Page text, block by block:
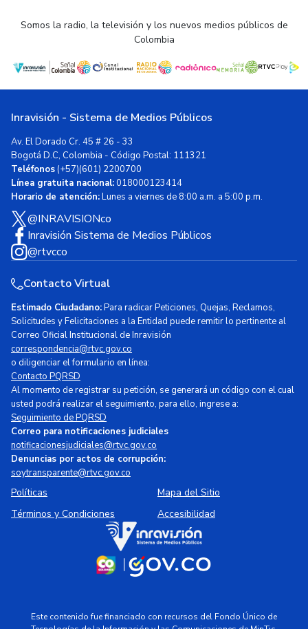
Somos la radio, la televisión y los nuevos medios públicos de
Colombia
Inravisión - Sistema de Medios Públicos
Av. El Dorado Cr. 45 # 26 - 33
Bogotá D.C, Colombia - Código Postal: 111321
Teléfonos(+57)(601) 2200700
Línea gratuita nacional:018000123414
Horario de atención:Lunes a viernes de 8:00 a.m. a 5:00 p.m.
@INRAVISIONco
Inravisión Sistema de Medios Públicos
@rtvcco
Contacto Virtual
Estimado Ciudadano:Para radicar Peticiones, Quejas, Reclamos,
Solicitudes y Felicitaciones a la Entidad puede remitir lo pertinente al
Correo Oficial Institucional de Inravisión
correspondencia@rtvc.gov.co
o diligenciar el formulario en línea:
Contacto PQRSD
Al momento de registrar su petición, se generará un código con el cual
usted podrá realizar el seguimiento, para ello, ingrese a:
Seguimiento de PQRSD
Correo para notificaciones judiciales
notificacionesjudiciales@rtvc.gov.co
Denuncias por actos de corrupción:
soytransparente@rtvc.gov.co
Políticas
Mapa del Sitio
Términos y Condiciones
Accesibilidad
Este contenido fue financiado con recursos del Fondo Único de